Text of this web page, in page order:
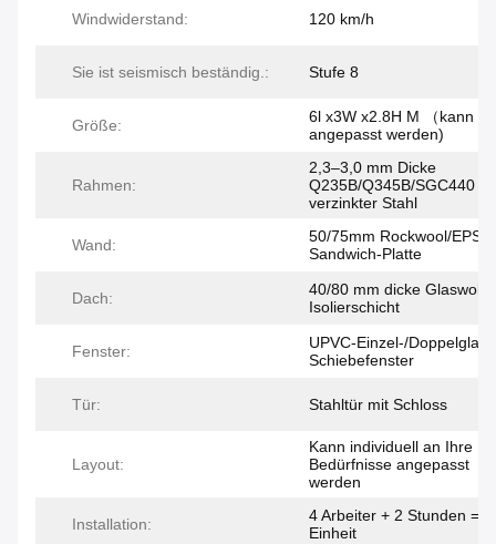
Windwiderstand: 120 km/h
Sie ist seismisch beständig.: Stufe 8
Größe:
6l x3W x2.8H M （kann
angepasst werden)
Rahmen:
2,3–3,0 mm Dicke
Q235B/Q345B/SGC440
verzinkter Stahl
Wand:
50/75mm Rockwool/EPS/
Sandwich-Platte
Dach:
40/80 mm dicke
Isolierschicht
Fenster:
UPVC-Einzel-/Doppelglas-
Schiebefenster
Tür: Stahltür mit Schloss
Layout:
Kann individuell an Ihre
Bedürfnisse angepasst
werden
Installation:
4 Arbeiter + 2 Stunden = 1
Einheit